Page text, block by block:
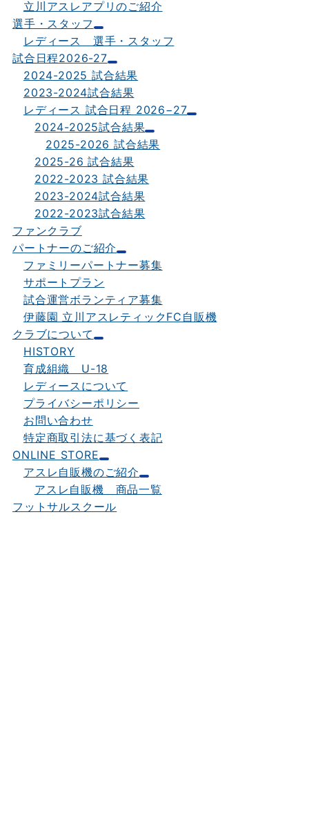
立川アスレアプリのご紹介
選手・スタッフ
レディース 選手・スタッフ
試合日程2026-27
2024-2025 試合結果
2023-2024試合結果
レディース 試合日程 2026−27
2024-2025試合結果
2025-2026 試合結果
2025-26 試合結果
2022-2023 試合結果
2023-2024試合結果
2022-2023試合結果
ファンクラブ
パートナーのご紹介
ファミリーパートナー募集
サポートプラン
試合運営ボランティア募集
伊藤園 立川アスレティックFC自販機
クラブについて
HISTORY
育成組織 U-18
レディースについて
プライバシーポリシー
お問い合わせ
特定商取引法に基づく表記
ONLINE STORE
アスレ自販機のご紹介
アスレ自販機 商品一覧
フットサルスクール